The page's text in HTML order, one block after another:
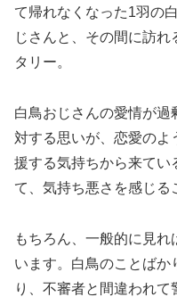
て帰れなくなった1羽の
じさんと、その間に訪
タリー。
白鳥おじさんの愛情が過
対する思いが、恋愛の
援する気持ちから来てい
て、気持ち悪さを感じる
もちろん、一般的に見
います。白鳥のことばか
り、不審者と間違われ